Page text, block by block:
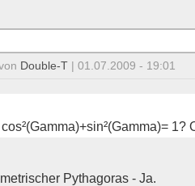
Double-T | 01.07.2009 - 19:01
Pythagoras - Ja.